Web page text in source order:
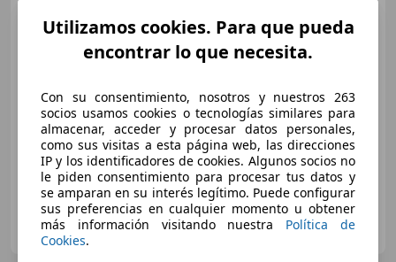
€ 11.047
Buenprecio
02/2015 133.832 km Diésel 105 kW (143 CV)
AUTOHERO CENTER MADRID
ES-28050 MADRID
Utilizamos cookies. Para que pueda
encontrar lo que necesita.
Con su consentimiento, nosotros y nuestros 263
socios usamos cookies o tecnologías similares para
almacenar, acceder y procesar datos personales,
como sus visitas a esta página web, las direcciones
IP y los identificadores de cookies. Algunos socios no
le piden consentimiento para procesar tus datos y
se amparan en su interés legítimo. Puede configurar
sus preferencias en cualquier momento u obtener
más información visitando nuestra Política de
Cookies.